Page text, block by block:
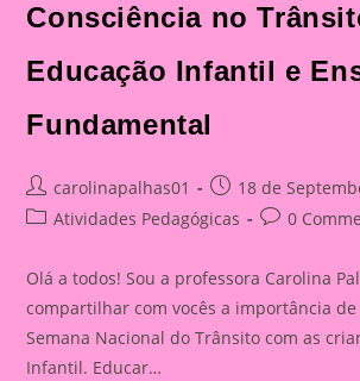
Consciência no
Educação Infantil e
Fundamental
Post
author:
carolinapalhas01
Post
published:
18 de
PostAtividades Pedagógicas
Post0
Olá a todos! Sou a professora Carolina
compartilhar com vocês a importância
Semana Nacional do Trânsito com as
Infantil. Educar…